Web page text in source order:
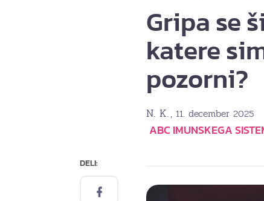
Gripa se
katere
pozorni?
N. K., 11. december 2025
ABC IMUNSKEGA
DELI: